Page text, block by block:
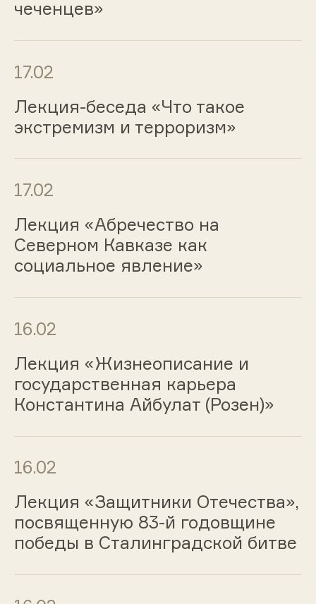
чеченцев»
17.02
Лекция-беседа «Что такое
экстремизм и терроризм»
17.02
Лекция «Абречество на
Северном Кавказе как
социальное явление»
16.02
Лекция «Жизнеописание и
государственная карьера
Константина Айбулат (Розен)»
16.02
Лекция «Защитники Отечества»,
посвященную 83-й годовщине
победы в Сталинградской битве